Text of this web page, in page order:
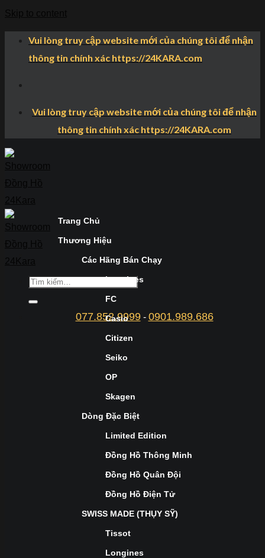
Vui lòng truy cập website mới của chúng tôi để nhận
thông tin chính xác https://24KARA.com
Vui lòng truy cập website mới của chúng tôi để nhận
thông tin chính xác https://24KARA.com
077.852.9999- 0901.989.686
Trang Chủ
Thương Hiệu
Các Hãng Bán Chạy
Longines
FC
Casio
Citizen
Seiko
OP
Skagen
Dòng Đặc Biệt
Limited Edition
Đồng Hồ Thông Minh
Đồng Hồ Quân Đội
Đồng Hồ Điện Tử
SWISS MADE (THỤY SỸ)
Tissot
Longines